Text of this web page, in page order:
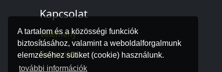
A tartalom és a közösségi funkciók
biztosításához, valamint a weboldalforgalmunk
elemzéséhez sütiket (cookie) használunk.
további információk
Kapcsolat
Vélemény
Kapcsolat